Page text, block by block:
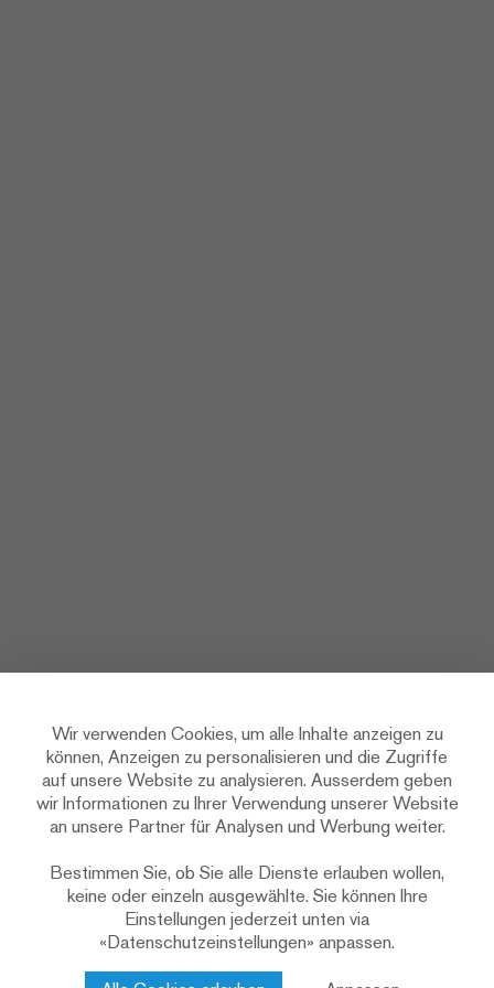
Wir verwenden Cookies, um alle Inhalte anzeigen zu
können, Anzeigen zu personalisieren und die Zugriffe
auf unsere Website zu analysieren. Ausserdem geben
wir Informationen zu Ihrer Verwendung unserer Website
an unsere Partner für Analysen und Werbung weiter.
Bestimmen Sie, ob Sie alle Dienste erlauben wollen,
keine oder einzeln ausgewählte. Sie können Ihre
Einstellungen jederzeit unten via
«Datenschutzeinstellungen» anpassen.